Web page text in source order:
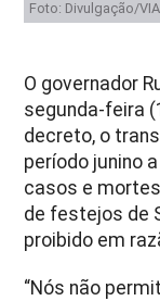
Foto: Divulgação/
O governador
segunda-feira
decreto, o
período junino
casos e
de festejos de
proibido em
“Nós não